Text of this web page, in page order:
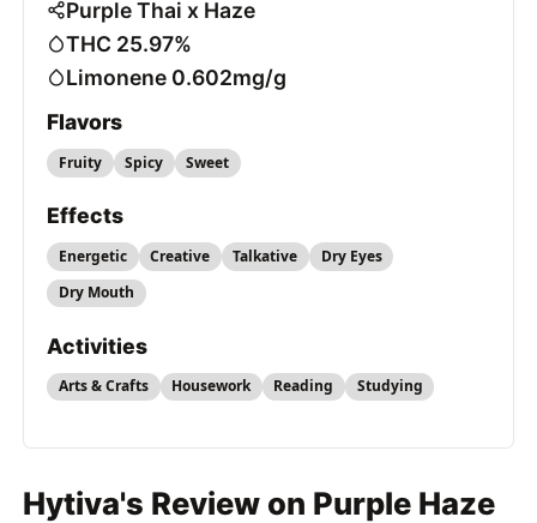
Purple Thai x Haze
THC 25.97%
Limonene 0.602mg/g
Flavors
Fruity Spicy Sweet
Effects
Energetic Creative Talkative
Dry Eyes
Dry Mouth
Activities
Arts & Crafts Housework Reading Studying
Hytiva's Review on Purple Haze